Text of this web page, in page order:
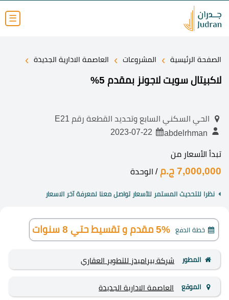
☰
الصفحة الرئيسية › المشروعات › العاصمة الادارية الجديدة ›
لاكبيتال سويت لاجونز بمقدم 5%
الحي السكني السابع وتحديد القطعة رقم E21
تبدأ الأسعار من
7,000,000 ج.م / الوحدة
نظرا للتحديث المستمر للأسعار تواصل معنا لمعرفة آخر الاسعار
خطة الدفع 5% مقدم و تقسيط حتي 8 سنوات
المطور شركة بيراميدز للتطوير العقاري
الموقع العاصمة الادارية الجديدة